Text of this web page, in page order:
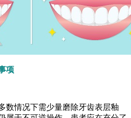
项
情况下需少量磨除牙齿表层釉